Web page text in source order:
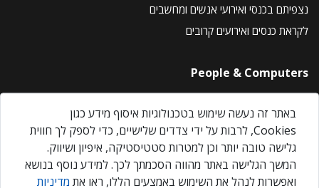
נצפיתם בכנסי ואירועי אנשים ומחשבים
לקראת כנסים ואירועים קרובים
People & Computers
About Us
Privacy Policy
Contact Us
Our Events
באתר זה נעשה שימוש בטכנולוגיות איסוף מידע כגון
Cookies, לרבות על ידי צדדים שלישיים, כדי לספק לך חווית
גלישה טובה יותר וכן למטרות סטטיסטיקה, איפיון ושיווק.
המשך הגלישה באתר מהווה הסכמתך לכך. למידע נוסף בנושא
ואפשרות לנהל את השימוש באמצעים הללו, ראו את מדיניות